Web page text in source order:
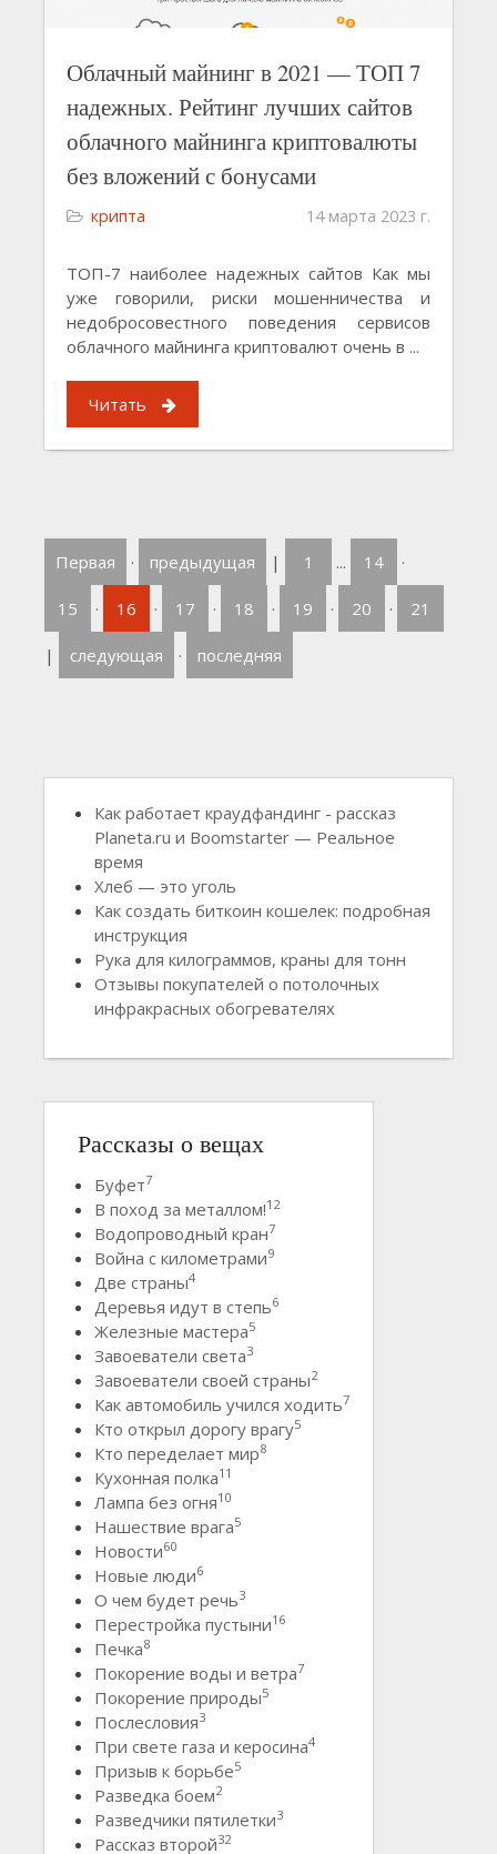
Облачный майнинг в 2021 — ТОП 7
надежных. Рейтинг лучших сайтов
облачного майнинга криптовалюты
без вложений с бонусами
крипта 14 марта 2023 г.
ТОП-7 наиболее надежных сайтов Как мы
уже говорили, риски мошенничества и
недобросовестного поведения сервисов
облачного майнинга криптовалют очень в ...
Читать
Первая · предыдущая | 1 ... 14 ·
15 · 16 · 17 · 18 · 19 · 20 · 21
| следующая · последняя
Как работает краудфандинг - рассказ
Planeta.ru и Boomstarter — Реальное
время
Хлеб — это уголь
Как создать биткоин кошелек: подробная
инструкция
Рука для килограммов, краны для тонн
Отзывы покупателей о потолочных
инфракрасных обогревателях
Рассказы о вещах
Буфет7
В поход за металлом!12
Водопроводный кран7
Война с километрами9
Две страны4
Деревья идут в степь6
Железные мастера5
Завоеватели света3
Завоеватели своей страны2
Как автомобиль учился ходить7
Кто открыл дорогу врагу5
Кто переделает мир8
Кухонная полка11
Лампа без огня10
Нашествие врага5
Новости60
Новые люди6
О чем будет речь3
Перестройка пустыни16
Печка8
Покорение воды и ветра7
Покорение природы5
Послесловия3
При свете газа и керосина4
Призыв к борьбе5
Разведка боем2
Разведчики пятилетки3
Рассказ второй32